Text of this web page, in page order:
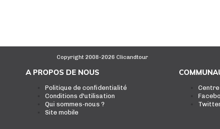
Copyright 2008-2026 Clicandtour
A PROPOS DE NOUS
Politique de confidentialité
Conditions d'utilisation
Qui sommes-nous ?
Site mobile